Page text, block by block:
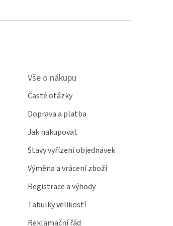
Vše o nákupu
Časté otázky
Doprava a platba
Jak nakupovat
Stavy vyřízení objednávek
Výměna a vrácení zboží
Registrace a výhody
Tabulky velikostí
Reklamační řád